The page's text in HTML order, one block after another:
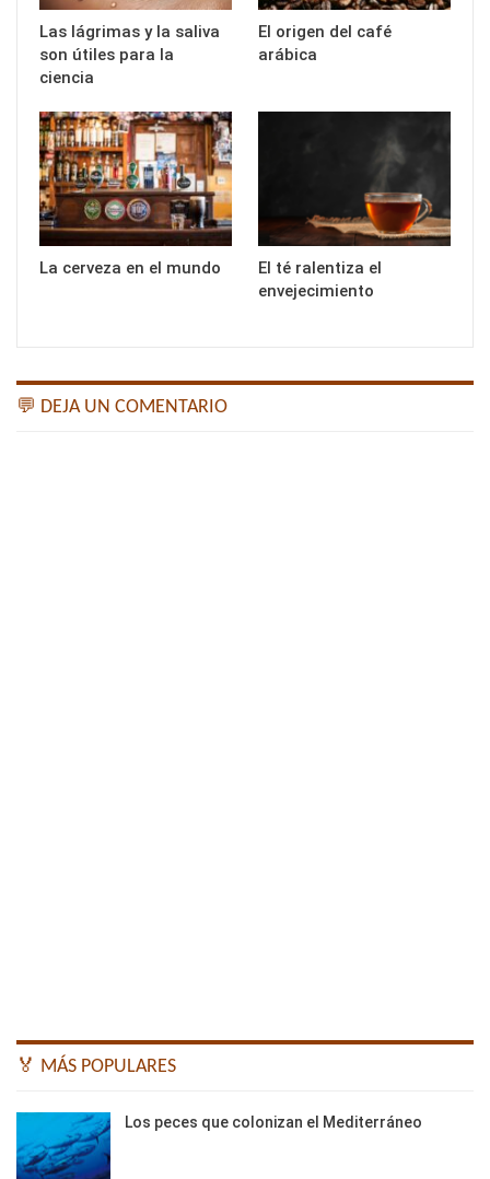
Las lágrimas y la saliva
son útiles para la
ciencia
El origen del café
arábica
La cerveza en el mundo
El té ralentiza el
envejecimiento
💬 DEJA UN COMENTARIO
🏅 MÁS POPULARES
Los peces que colonizan el Mediterráneo